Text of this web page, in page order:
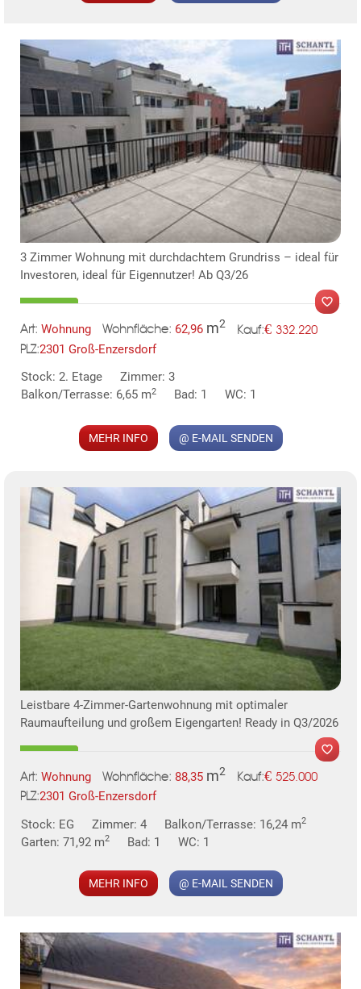
TE
KLIS
3 Zimmer Wohnung mit durchdachtem Grundriss – ideal für
Investoren, ideal für Eigennutzer! Ab Q3/26
Art: Wohnung Wohnfläche: 62,96 m2 Kauf:€ 332.220
PLZ:2301 Groß-Enzersdorf
Stock: 2. Etage
Zimmer: 3
Balkon/Terrasse: 6,65 m2 Bad: 1 WC: 1
MEHR INFO @ E-MAIL SENDEN
Leistbare 4-Zimmer-Gartenwohnung mit optimaler
Raumaufteilung und großem Eigengarten! Ready in Q3/2026
Art: Wohnung Wohnfläche: 88,35 m2 Kauf:€ 525.000
PLZ:2301 Groß-Enzersdorf
Stock: EG
Zimmer: 4 Balkon/Terrasse: 16,24 m2
Garten: 71,92 m2 Bad: 1 WC: 1
MEHR INFO @ E-MAIL SENDEN